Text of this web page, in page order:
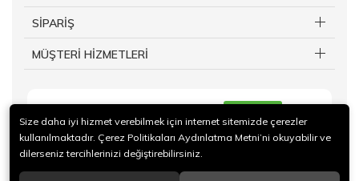
SİPARİŞ
MÜŞTERİ HİZMETLERİ
Size daha iyi hizmet verebilmek için internet sitemizde çerezler
kullanılmaktadır. Çerez Politikaları Aydınlatma Metni’ni okuyabilir ve
dilerseniz tercihlerinizi değiştirebilirsiniz.